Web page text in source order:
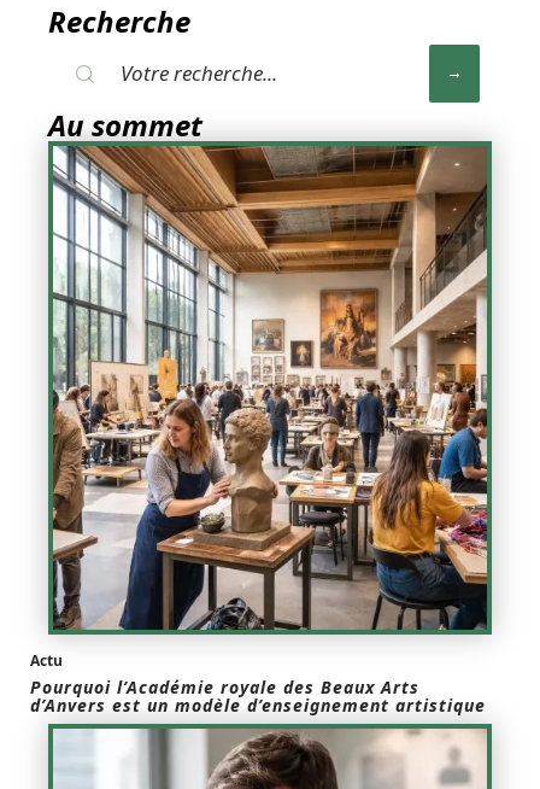
Recherche
Au sommet
Actu
Pourquoi l’Académie royale des Beaux Arts
d’Anvers est un modèle d’enseignement artistique